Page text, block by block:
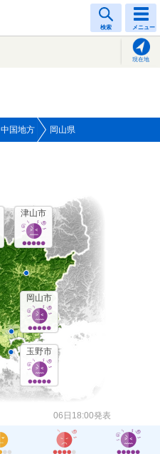
検索 メニュー
現在地
中国地方 岡山県
岡山市
津山市
玉野市
06日18:00発表